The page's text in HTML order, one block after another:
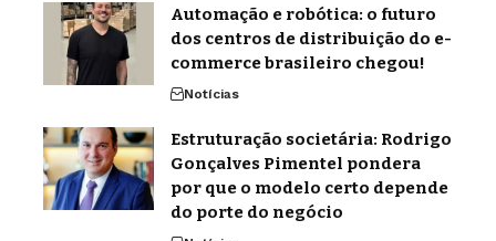
Automação e robótica: o futuro
dos centros de distribuição do e-
commerce brasileiro chegou!
Notícias
Estruturação societária: Rodrigo
Gonçalves Pimentel pondera
por que o modelo certo depende
do porte do negócio